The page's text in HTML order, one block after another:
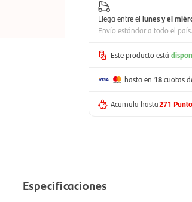
Llega entre el lunes y el
Envío estándar a todo el país.
Este producto está
hasta en 18cuotas
Acumula hasta271
Especificaciones